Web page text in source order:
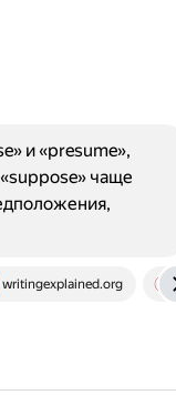
writingexplained.org
и «presume»,
чаще